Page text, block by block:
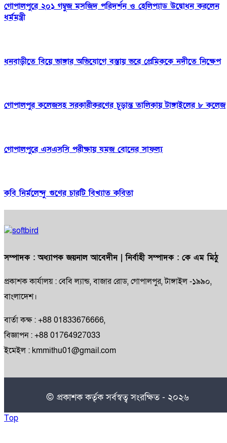
গোপালপুরে ২০১ গম্বুজ মসজিদ পরিদর্শন ও হেলিপ্যাড উদ্বোধন করলেন
ধর্মমন্ত্রী
ধনবাড়ীতে বিয়ে ভাঙ্গার অভিযোগে বস্তায় ভরে প্রেমিককে নদীতে নিক্ষেপ
গোপালপুর কলেজসহ সরকারীকরণের চূড়ান্ত তালিকায় টাঙ্গাইলের ৮ কলেজ
গোপালপুরে এসএসসি পরীক্ষায় যমজ বোনের সাফল্য
কবি নির্মলেন্দু গুণের চারটি বিখ্যাত কবিতা
সম্পাদক :অধ্যাপক জয়নাল আবেদীন| নির্বাহী সম্পাদক : কে এম মিঠু
প্রকাশক কার্যালয় : বেবি ল্যান্ড, বাজার রোড, গোপালপুর, টাঙ্গাইল -১৯৯০,
বাংলাদেশ।
বার্তা কক্ষ : +88 01833676666,
বিজ্ঞাপন : +88 01764927033
ইমেইল : kmmithu01@gmail.com
© প্রকাশক কর্তৃক সর্বস্বত্ব সংরক্ষিত - ২০২৬
Top